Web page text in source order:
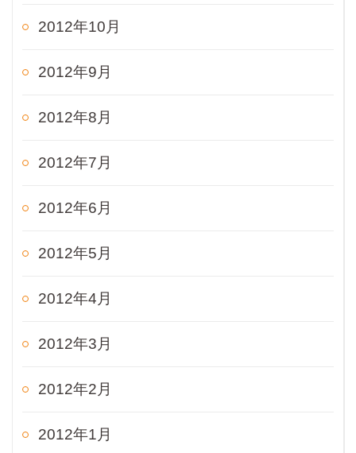
2012年10月
2012年9月
2012年8月
2012年7月
2012年6月
2012年5月
2012年4月
2012年3月
2012年2月
2012年1月